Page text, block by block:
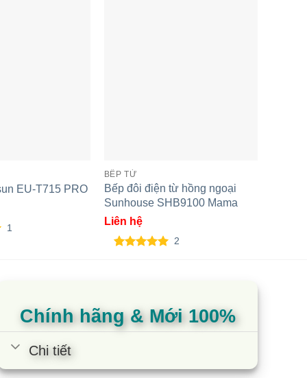
EU-T715 PRO
1
BẾP TỪ
Bếp đôi điện từ hồng ngoại
Sunhouse SHB9100 Mama
Liên hệ
2
Chính hãng & Mới 100%
Chi tiết